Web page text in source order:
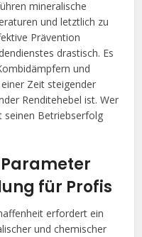
mineralische
und letztlich zu
Prävention
drastisch. Es
und
Zeit steigender
Renditehebel ist. Wer
seinen Betriebserfolg
für Profis
erfordert ein
und chemischer